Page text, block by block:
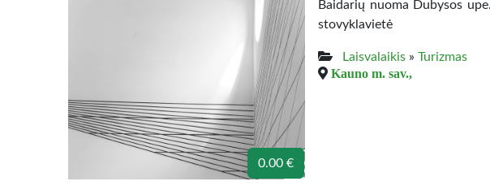
0.00 €
Baidarių nuoma Dubysos
stovyklavietė
Laisvalaikis» Turizmas
Kauno m. sav.,